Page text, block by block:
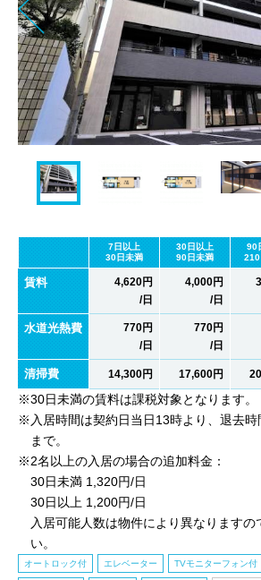
7日以上
30日未満
30日以上
90日未満
90
210
賃料
4,620円
/日
4,000円
/日
水道光熱費
770円
/日
770円
/日
清掃費 14,300円 17,600円
※30日未満の賃料は課税対象となります。
※入居時間は契約日当日13時より、退去
まで。
※2名以上の入居の場合の追加料金：
30日未満 1,320円/日
30日以上 1,200円/日
入居可能人数は物件により異なりますの
い。
オートロック付 エレベーター TVモニターフォン付